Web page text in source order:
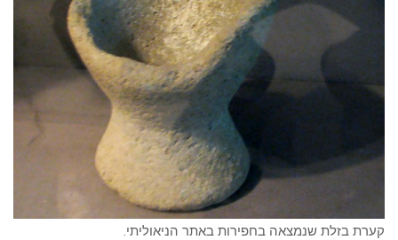
קערת בזלת שנמצאה בחפירות באתר הניאוליתי.